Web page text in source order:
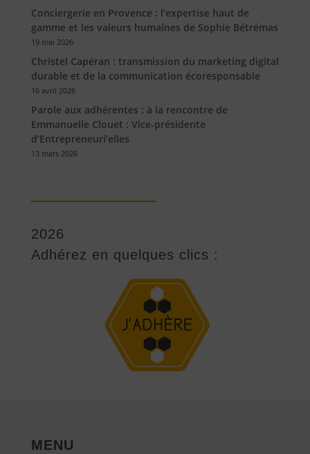
Conciergerie en Provence : l’expertise haut de
gamme et les valeurs humaines de Sophie Bétrémas
19 mai 2026
Christel Capéran : transmission du marketing digital
durable et de la communication écoresponsable
16 avril 2026
Parole aux adhérentes : à la rencontre de
Emmanuelle Clouet : Vice-présidente
d’Entrepreneuri’elles
13 mars 2026
2026
Adhérez en quelques clics :
MENU